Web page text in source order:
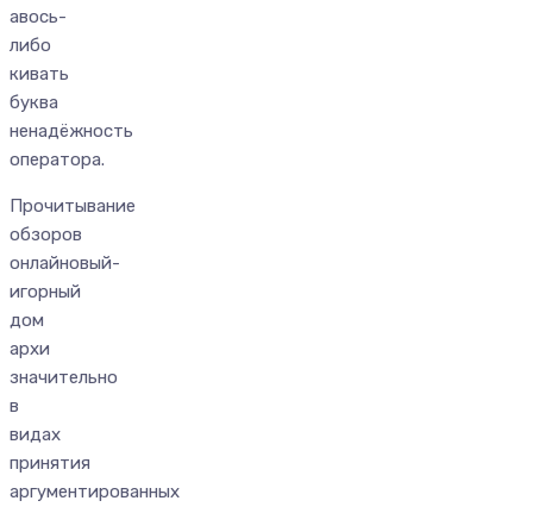
авось-
либо
кивать
буква
ненадёжность
оператора.
Прочитывание
обзоров
онлайновый-
игорный
дом
архи
значительно
в
видах
принятия
аргументированных